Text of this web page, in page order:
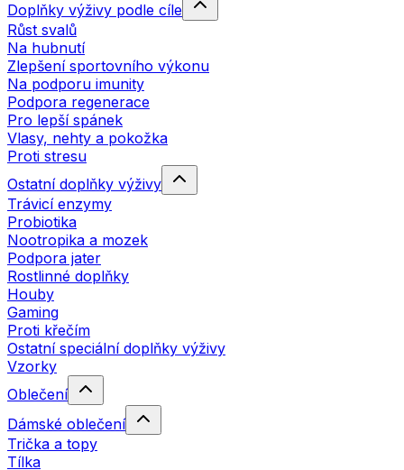
Doplňky výživy podle cíle
Růst svalů
Na hubnutí
Zlepšení sportovního výkonu
Na podporu imunity
Podpora regenerace
Pro lepší spánek
Vlasy, nehty a pokožka
Proti stresu
Ostatní doplňky výživy
Trávicí enzymy
Probiotika
Nootropika a mozek
Podpora jater
Rostlinné doplňky
Houby
Gaming
Proti křečím
Ostatní speciální doplňky výživy
Vzorky
Oblečení
Dámské oblečení
Trička a topy
Tílka